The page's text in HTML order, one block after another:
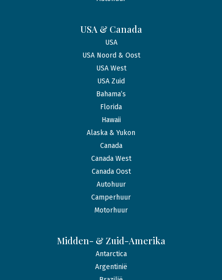
USA & Canada
USA
USA Noord & Oost
USA West
USA Zuid
Bahama’s
Florida
Hawaii
Alaska & Yukon
Canada
Canada West
Canada Oost
Autohuur
Camperhuur
Motorhuur
Midden- & Zuid-Amerika
Antarctica
Argentinië